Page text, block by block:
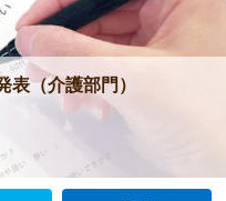
（介護部門）